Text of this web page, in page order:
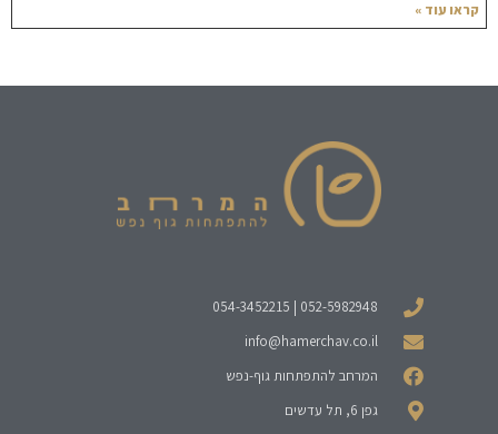
קראו עוד »
052-5982948 | 054-3452215
info@hamerchav.co.il
המרחב להתפתחות גוף-נפש
גפן 6, תל עדשים